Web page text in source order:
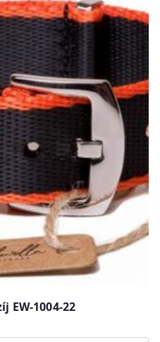
EW-1004-22